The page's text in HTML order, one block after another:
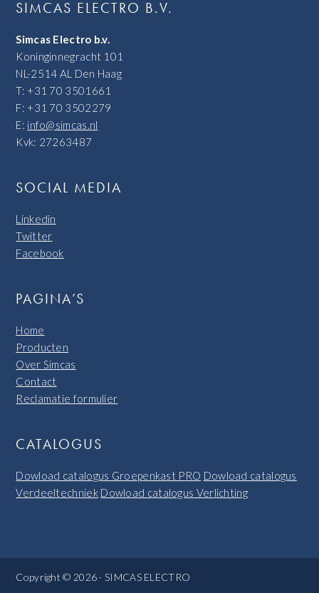
SIMCAS ELECTRO B.V.
Simcas Electro b.v.
Koninginnegracht 101
NL-2514 AL Den Haag
T: +31 70 3501661
F: +31 70 3502279
E: info@simcas.nl
Kvk: 27263487
SOCIAL MEDIA
Linkedin
Twitter
Facebook
PAGINA’S
Home
Producten
Over Simcas
Contact
Reclamatie formulier
CATALOGUS
Dowload catalogus Groepenkast PRO Dowload catalogus
Verdeeltechniek Dowload catalogus Verlichting
Copyright © 2026 · SIMCAS ELECTRO